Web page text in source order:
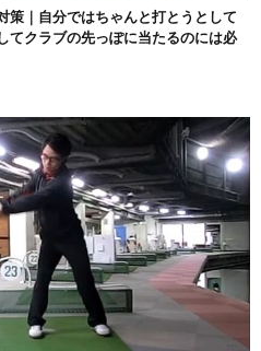
策｜自分ではちゃんと打とうとして
てクラブの先っぽに当たるのには必